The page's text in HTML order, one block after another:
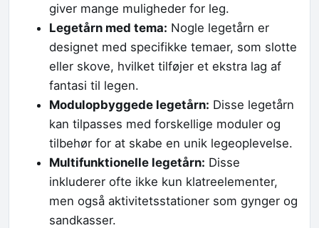
giver mange muligheder for leg.
Legetårn med tema: Nogle legetårn er
designet med specifikke temaer, som slotte
eller skove, hvilket tilføjer et ekstra lag af
fantasi til legen.
Modulopbyggede legetårn: Disse legetårn
kan tilpasses med forskellige moduler og
tilbehør for at skabe en unik legeoplevelse.
Multifunktionelle legetårn: Disse
inkluderer ofte ikke kun klatreelementer,
men også aktivitetsstationer som gynger og
sandkasser.